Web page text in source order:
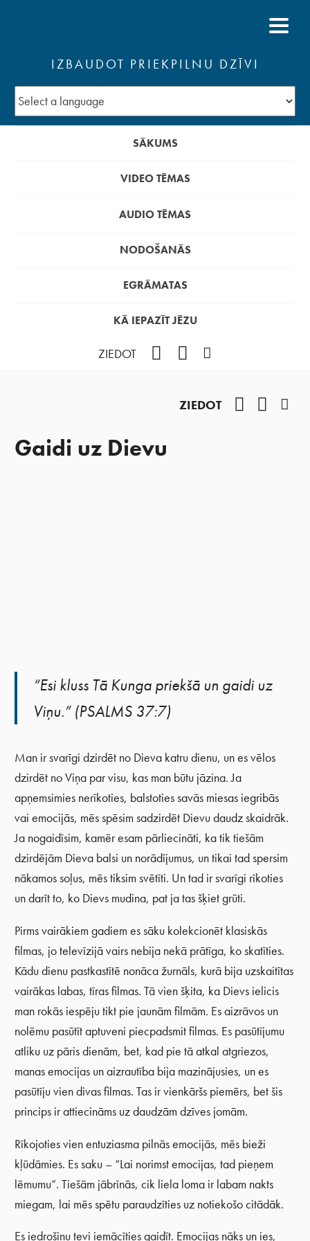
IZBAUDOT PRIEKPILNU DZĪVI
SĀKUMS
VIDEO TĒMAS
AUDIO TĒMAS
NODOŠANĀS
EGRĀMATAS
KĀ IEPAZĪT JĒZU
ZIEDOT FacebookYouTube
ZIEDOT Facebook
Gaidi uz Dievu
“Esi kluss Tā Kunga priekšā un gaidi uz
Viņu.” (PSALMS 37:7)
Man ir svarīgi dzirdēt no Dieva katru dienu, un es vēlos
dzirdēt no Viņa par visu, kas man būtu jāzina. Ja
apņemsimies nerīkoties, balstoties savās miesas iegribās
vai emocijās, mēs spēsim sadzirdēt Dievu daudz skaidrāk.
Ja nogaidīsim, kamēr esam pārliecināti, ka tik tiešām
dzirdējām Dieva balsi un norādījumus, un tikai tad spersim
nākamos soļus, mēs tiksim svētīti. Un tad ir svarīgi rīkoties
un darīt to, ko Dievs mudina, pat ja tas šķiet grūti.
Pirms vairākiem gadiem es sāku kolekcionēt klasiskās
filmas, jo televīzijā vairs nebija nekā prātīga, ko skatīties.
Kādu dienu pastkastītē nonāca žurnāls, kurā bija uzskaitītas
vairākas labas, tīras filmas. Tā vien šķita, ka Dievs ielicis
man rokās iespēju tikt pie jaunām filmām. Es aizrāvos un
nolēmu pasūtīt aptuveni piecpadsmit filmas. Es pasūtījumu
atliku uz pāris dienām, bet, kad pie tā atkal atgriezos,
manas emocijas un aizrautība bija mazinājusies, un es
pasūtīju vien divas filmas. Tas ir vienkāršs piemērs, bet šis
princips ir attiecināms uz daudzām dzīves jomām.
Rīkojoties vien entuziasma pilnās emocijās, mēs bieži
kļūdāmies. Es saku – “Lai norimst emocijas, tad pieņem
lēmumu”. Tiešām jābrīnās, cik liela loma ir labam nakts
miegam, lai mēs spētu paraudzīties uz notiekošo citādāk.
Es iedrošinu tevi iemācīties gaidīt. Emocijas nāks un ies,